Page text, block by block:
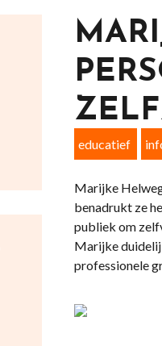
educatief
Marijke
benadrukt ze
publiek om
Marijke
professionele